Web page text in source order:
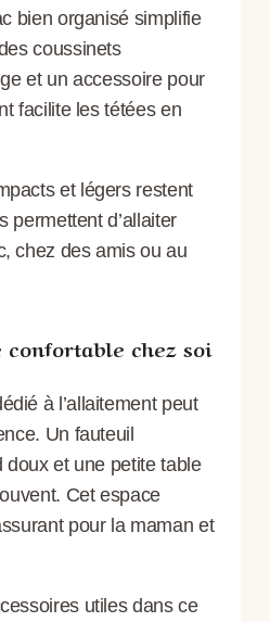
bien organisé simplifie
coussinets
et un accessoire pour
facilite les tétées en
et légers restent
permettent d’allaiter
chez des amis ou au
confortable chez soi
à l’allaitement peut
Un fauteuil
doux et une petite table
Cet espace
pour la maman et
utiles dans ce